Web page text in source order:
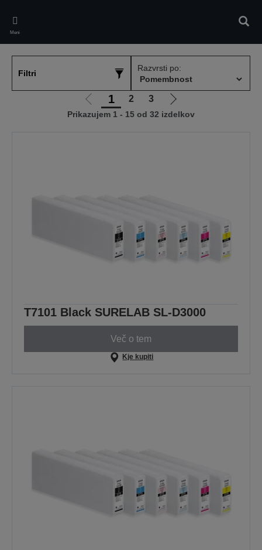
main
content
Meni
Filtri
Razvrsti po:
Pojdi
na
1 2 3
Pojdi
na
Prikazujem 1 - 15 od 32 izdelkov
T7101 Black SURELAB SL-D3000
Več o tem
Kje kupiti